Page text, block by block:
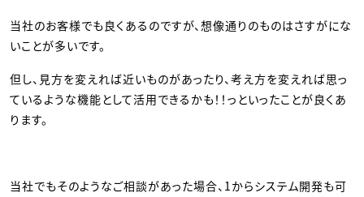
当社のお客様でも良くあるのですが、想像通りのものはさすがにな
いことが多いです。
但し、見方を変えれば近いものがあったり、考え方を変えれば思っ
ているような機能として活用できるかも！！っといったことが良くあ
ります。
当社でもそのようなご相談があった場合、1からシステム開発も可